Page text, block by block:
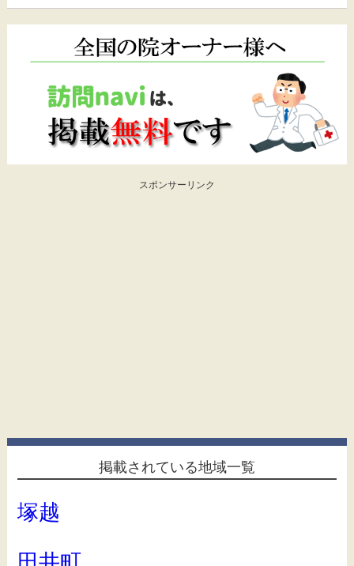
スポンサーリンク
掲載されている地域一覧
塚越